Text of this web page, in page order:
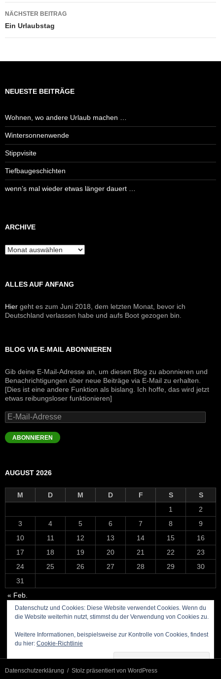
NÄCHSTER BEITRAG
Ein Urlaubstag
NEUESTE BEITRÄGE
Wohnen, wo andere Urlaub machen …
Wintersonnenwende
Stippvisite
Tiefbaugeschichten
wenn’s mal wieder etwas länger dauert …
ARCHIVE
Archive
ALLES AUF ANFANG
Hier geht es zum Juni 2018, dem letzten Monat, bevor ich
Deutschland verlassen habe und aufs Boot gezogen bin.
BLOG VIA E-MAIL ABONNIEREN
Gib deine E-Mail-Adresse an, um diesen Blog zu abonnieren und
Benachrichtigungen über neue Beiträge via E-Mail zu erhalten.
[Dies ist eine andere Funktion als bislang. Ich hoffe, das wird jetzt
etwas reibungsloser funktionieren]
E-
Mail-
Adresse
ABONNIEREN
AUGUST 2026
M D M D F S
S
1
2
3
4 5 6 7 8
9
10
11 12 13 14 15
16
17
18 19 20 21 22
23
24
25 26 27 28 29
30
31
« Feb.
Datenschutz und Cookies: Diese Website verwendet Cookies. Wenn du
die Website weiterhin nutzt, stimmst du der Verwendung von Cookies zu.
Weitere Informationen, beispielsweise zur Kontrolle von Cookies, findest
du hier: Cookie-Richtlinie
Datenschutzerklärung Stolz präsentiert von WordPress